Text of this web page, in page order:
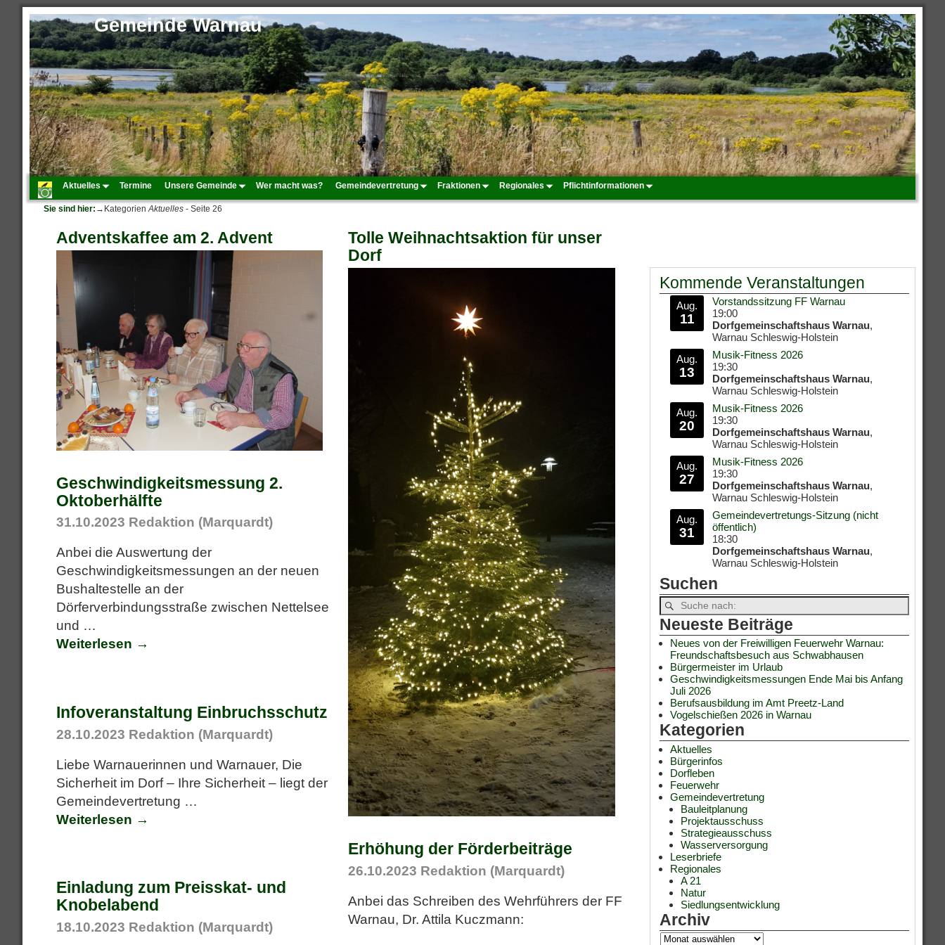
Gemeinde Warnau
Aktuelles Termine Unsere Gemeinde Wer macht was? Gemeindevertretung Fraktionen Regionales Pflichtinformationen
Sie sind hier: →Kategorien Aktuelles - Seite 26
Adventskaffee am 2. Advent
Tolle Weihnachtsaktion für unser
Dorf
Geschwindigkeitsmessung 2.
Oktoberhälfte
31.10.2023 Redaktion (Marquardt)
Anbei die Auswertung der
Geschwindigkeitsmessungen an der neuen
Bushaltestelle an der
Dörferverbindungsstraße zwischen Nettelsee
und …
Weiterlesen →
Infoveranstaltung Einbruchsschutz
28.10.2023 Redaktion (Marquardt)
Liebe Warnauerinnen und Warnauer, Die
Sicherheit im Dorf – Ihre Sicherheit – liegt der
Gemeindevertretung …
Weiterlesen →
Erhöhung der Förderbeiträge
26.10.2023 Redaktion (Marquardt)
Anbei das Schreiben des Wehrführers der FF
Warnau, Dr. Attila Kuczmann:
Einladung zum Preisskat- und
Knobelabend
18.10.2023 Redaktion (Marquardt)
Kommende Veranstaltungen
Aug.
11
Vorstandssitzung FF Warnau
19:00
Dorfgemeinschaftshaus Warnau,
Warnau Schleswig-Holstein
Aug.
13
Musik-Fitness 2026
19:30
Dorfgemeinschaftshaus Warnau,
Warnau Schleswig-Holstein
Aug.
20
Musik-Fitness 2026
19:30
Dorfgemeinschaftshaus Warnau,
Warnau Schleswig-Holstein
Aug.
27
Musik-Fitness 2026
19:30
Dorfgemeinschaftshaus Warnau,
Warnau Schleswig-Holstein
Aug.
31
Gemeindevertretungs-Sitzung (nicht
öffentlich)
18:30
Dorfgemeinschaftshaus Warnau,
Warnau Schleswig-Holstein
Suchen
Neueste Beiträge
Neues von der Freiwilligen Feuerwehr Warnau:
Freundschaftsbesuch aus Schwabhausen
Bürgermeister im Urlaub
Geschwindigkeitsmessungen Ende Mai bis Anfang
Juli 2026
Berufsausbildung im Amt Preetz-Land
Vogelschießen 2026 in Warnau
Kategorien
Aktuelles
Bürgerinfos
Dorfleben
Feuerwehr
Gemeindevertretung
Bauleitplanung
Projektausschuss
Strategieausschuss
Wasserversorgung
Leserbriefe
Regionales
A 21
Natur
Siedlungsentwicklung
Archiv